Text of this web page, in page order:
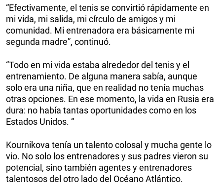
“Efectivamente, el tenis se convirtió rápidamente en
mi vida, mi salida, mi círculo de amigos y mi
comunidad. Mi entrenadora era básicamente mi
segunda madre”, continuó.
“Todo en mi vida estaba alrededor del tenis y el
entrenamiento. De alguna manera sabía, aunque
solo era una niña, que en realidad no tenía muchas
otras opciones. En ese momento, la vida en Rusia era
dura: no había tantas oportunidades como en los
Estados Unidos. “
Kournikova tenía un talento colosal y mucha gente lo
vio. No solo los entrenadores y sus padres vieron su
potencial, sino también agentes y entrenadores
talentosos del otro lado del Océano Atlántico.